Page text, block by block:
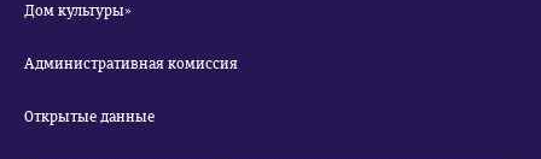
Дом культуры»
Административная комиссия
Открытые данные